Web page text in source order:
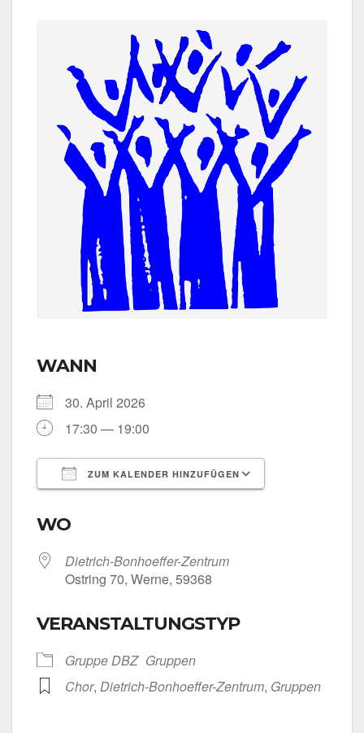
WANN
30. April 2026
17:30 — 19:00
ZUM KALENDER HINZUFÜGEN
WO
Dietrich-Bonhoeffer-Zentrum
Ost­ring 70, Wer­ne, 59368
VERANSTALTUNGSTYP
Grup­pe DBZ Grup­pen
Chor, Dietrich-Bonhoeffer-Zentrum, Grup­pen